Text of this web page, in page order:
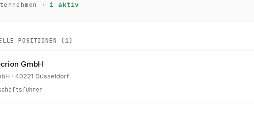
· 1 aktiv
POSITIONEN (1)
GmbH
· 40221 Düsseldorf